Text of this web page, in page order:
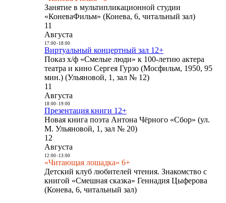
Занятие в мультипликационной студии
«КоневаФильм» (Конева, 6, читальный зал)
11
Августа
17:00- 18:00
Виртуальный концертный зал 12+
Показ х/ф «Смелые люди» к 100-летию актера
театра и кино Сергея Гурзо (Мосфильм, 1950, 95
мин.) (Ульяновой, 1, зал № 12)
11
Августа
18:00- 19:00
Презентация книги 12+
Новая книга поэта Антона Чёрного «Сбор» (ул.
М. Ульяновой, 1, зал № 20)
12
Августа
12:00- 13:00
«Читающая лошадка» 6+
Детский клуб любителей чтения. Знакомство с
книгой «Смешная сказка» Геннадия Цыферова
(Конева, 6, читальный зал)